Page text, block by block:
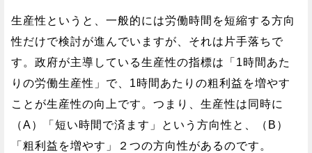
生産性というと、一般的には労働時間を短縮する方向
性だけで検討が進んでいますが、それは片手落ちで
す。政府が主導している生産性の指標は「1時間あた
りの労働生産性」で、1時間あたりの粗利益を増やす
ことが生産性の向上です。つまり、生産性は同時に
（A）「短い時間で済ます」という方向性と、（B）
「粗利益を増やす」２つの方向性があるのです。